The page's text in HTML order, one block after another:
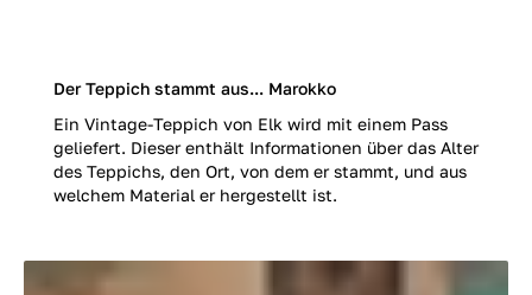
Der Teppich stammt aus... Marokko
Ein Vintage-Teppich von Elk wird mit einem Pass
geliefert. Dieser enthält Informationen über das Alter
des Teppichs, den Ort, von dem er stammt, und aus
welchem Material er hergestellt ist.